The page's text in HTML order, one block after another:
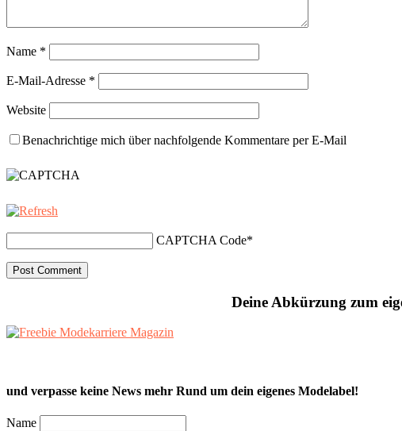
Name *
E-Mail-Adresse *
Website
Benachrichtige mich über nachfolgende Kommentare per E-Mail
CAPTCHA Code*
Deine Abkürzung zum
und verpasse keine News mehr Rund um dein eigenes Modelabel!
Name